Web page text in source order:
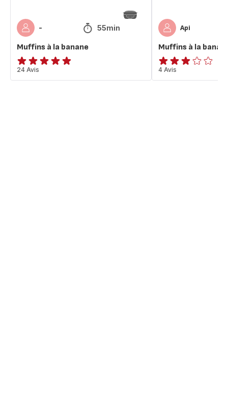
- 55min
Muffins à la banane
ratings.4.8
24 Avis
Api
Muffins à la
Avis
3
4 Avis